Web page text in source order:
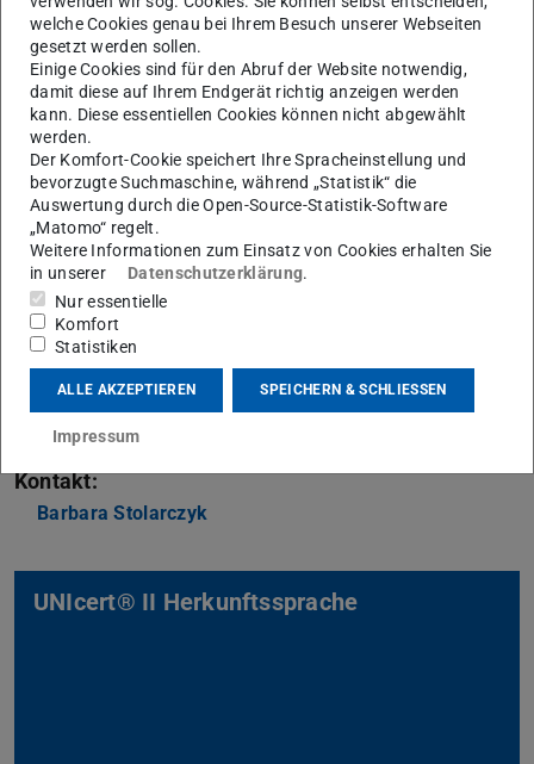
Polnisch oder Russisch bescheinigen und
erwerben Sie ein anerkanntes Zertifikat!
Sie sprechen Polnisch oder Russisch in Ihrer Familie und
haben bereits gute Sprachkenntnisse, dann melden Sie
sich für unsere Kurse Polnisch/Russisch VII/VIII oder
Fachsprache Polnisch/Russisch – schriftliche
Kommunikation und erwerben Sie im Wintersemester das
Zertifikat UNIcert® I oder UNIcert® II Herkunftssprache!
Weitere Informationen:
Unicert II Herkunftssprache –
Herkunftssprachenzentrum – TU Darmstadt (tu-
darmstadt.de)
Kontakt:
Barbara Stolarczyk
UNIcert® II Herkunftssprache
welche Cookies genau bei Ihrem Besuch unserer Webseiten
gesetzt werden sollen.
Einige Cookies sind für den Abruf der Website notwendig,
damit diese auf Ihrem Endgerät richtig anzeigen werden
kann. Diese essentiellen Cookies können nicht abgewählt
werden.
Der Komfort-Cookie speichert Ihre Spracheinstellung und
bevorzugte Suchmaschine, während „Statistik“ die
Auswertung durch die Open-Source-Statistik-Software
„Matomo“ regelt.
Weitere Informationen zum Einsatz von Cookies erhalten Sie
in unserer
Datenschutzerklärung.
Nur essentielle
Komfort
Statistiken
ALLE AKZEPTIEREN SPEICHERN & SCHLIESSEN
Impressum